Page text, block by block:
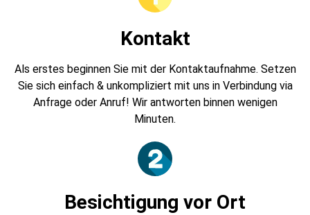
Kontakt
Als erstes beginnen Sie mit der Kontaktaufnahme. Setzen
Sie sich einfach & unkompliziert mit uns in Verbindung via
Anfrage oder Anruf! Wir antworten binnen wenigen
Minuten.
Besichtigung vor Ort